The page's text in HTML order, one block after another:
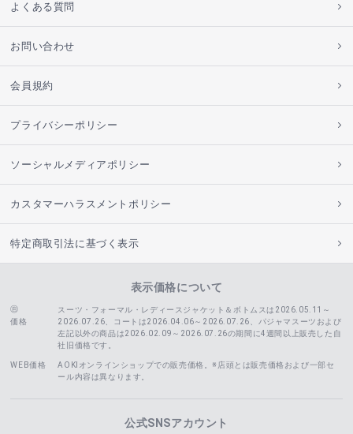
よくある質問
お問い合わせ
会員規約
プライバシーポリシー
ソーシャルメディアポリシー
カスタマーハラスメントポリシー
特定商取引法に基づく表示
表示価格について
価格
スーツ・フォーマル・レディースジャケット＆ボトムスは2026.05.11～
2026.07.26、コートは2026.04.06～2026.07.26、
パジャマスーツおよび
左記以外の商品は2026.02.09～2026.07.26の期間に4週間以上販売した自
社旧価格です。
WEB価格
AOKIオンラインショップでの販売価格。※店頭とは販売価格および一部セ
ール内容は異なります。
公式SNSアカウント